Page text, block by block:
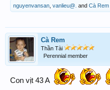
nguyenvansan vanlieu@. and Cà Rem
Cà Rem
Thần Tài
Perennial member
Con vịt 43 A